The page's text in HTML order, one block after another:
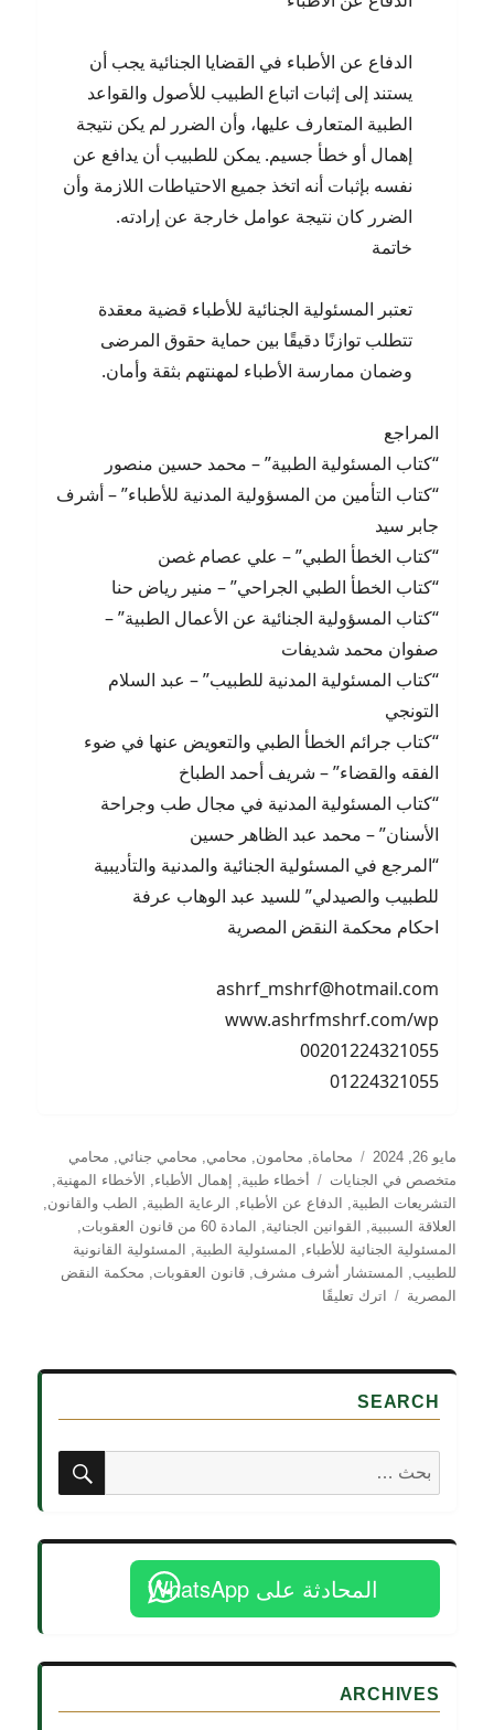
الدفاع عن الأطباء في القضايا الجنائية يجب أن
يستند إلى إثبات اتباع الطبيب للأصول والقواعد
الطبية المتعارف عليها، وأن الضرر لم يكن نتيجة
إهمال أو خطأ جسيم. يمكن للطبيب أن يدافع عن
نفسه بإثبات أنه اتخذ جميع الاحتياطات اللازمة وأن
الضرر كان نتيجة عوامل خارجة عن إرادته.
خاتمة
تعتبر المسئولية الجنائية للأطباء قضية معقدة
تتطلب توازنًا دقيقًا بين حماية حقوق المرضى
وضمان ممارسة الأطباء لمهنتهم بثقة وأمان.
المراجع
“كتاب المسئولية الطبية” – محمد حسين منصور
“كتاب التأمين من المسؤولية المدنية للأطباء” – أشرف
جابر سيد
“كتاب الخطأ الطبي” – علي عصام غصن
“كتاب الخطأ الطبي الجراحي” – منير رياض حنا
“كتاب المسؤولية الجنائية عن الأعمال الطبية” –
صفوان محمد شديفات
“كتاب المسئولية المدنية للطبيب” – عبد السلام
التونجي
“كتاب جرائم الخطأ الطبي والتعويض عنها في ضوء
الفقه والقضاء” – شريف أحمد الطباخ
“كتاب المسئولية المدنية في مجال طب وجراحة
الأسنان” – محمد عبد الظاهر حسين
“المرجع في المسئولية الجنائية والمدنية والتأديبية
للطبيب والصيدلي” للسيد عبد الوهاب عرفة
احكام محكمة النقض المصرية
ashrf_mshrf@hotmail.com
www.ashrfmshrf.com/wp
00201224321055
01224321055
نُشرت
في
مايو 26, 2024 التصنيفات
محاماة, محامون, محامي, محامي جنائي, محامي
متخصص في الجنايات
الوسوم
أخطاء طبية, إهمال الأطباء, الأخطاء المهنية,
التشريعات الطبية, الدفاع عن الأطباء, الرعاية الطبية, الطب والقانون,
العلاقة السببية, القوانين الجنائية, المادة 60 من قانون العقوبات
,
المسئولية الجنائية للأطباء, المسئولية الطبية,
المسئولية القانونية
للطبيب, المستشار أشرف مشرف,قانون العقوبات, محكمة النقض
المصرية
اترك تعليقًا
SEARCH
البحث
عن:
بحث
المحادثة على WhatsApp
ARCHIVES